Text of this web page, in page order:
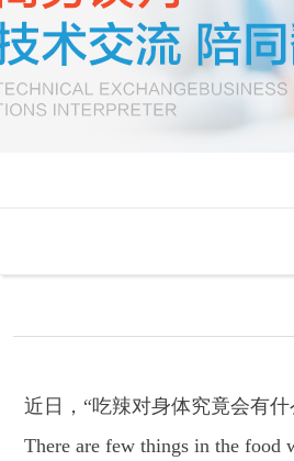
近日，“吃辣对身体究竟会有
There are few things in the food